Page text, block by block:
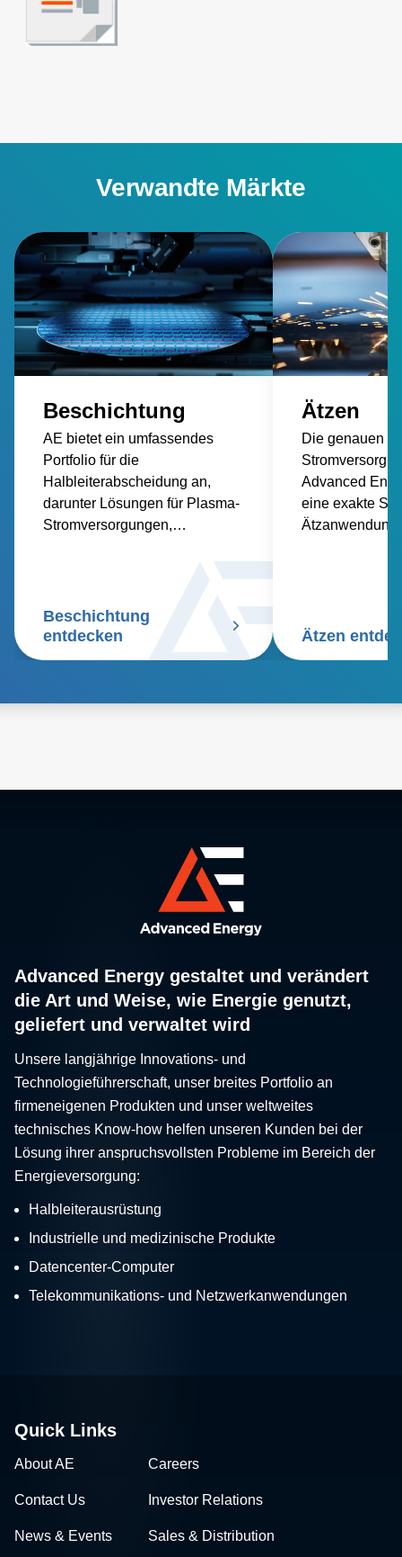
Verwandte Märkte
Beschichtung
AE bietet ein umfassendes
Portfolio für die
Halbleiterabscheidung an,
darunter Lösungen für Plasma-
Stromversorgungen,
Beschichtung
entdecken
Ätzen
Die genauen
Advanced
eine exakte
Ätzen
Advanced Energy gestaltet und verändert
die Art und Weise, wie Energie genutzt,
geliefert und verwaltet wird
Unsere langjährige Innovations- und
Technologieführerschaft, unser breites Portfolio an
firmeneigenen Produkten und unser weltweites
technisches Know-how helfen unseren Kunden bei der
Lösung ihrer anspruchsvollsten Probleme im Bereich der
Energieversorgung:
Halbleiterausrüstung
Industrielle und medizinische Produkte
Datencenter-Computer
Telekommunikations- und Netzwerkanwendungen
Quick Links
About AE Careers
Contact Us Investor Relations
News & Events Sales & Distribution